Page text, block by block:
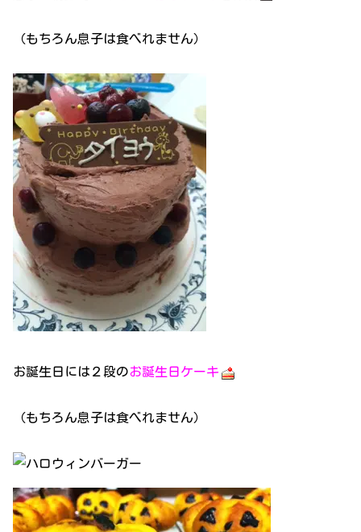
（もちろん息子は食べれません）
お誕生日には２段のお誕生日ケーキ
（もちろん息子は食べれません）